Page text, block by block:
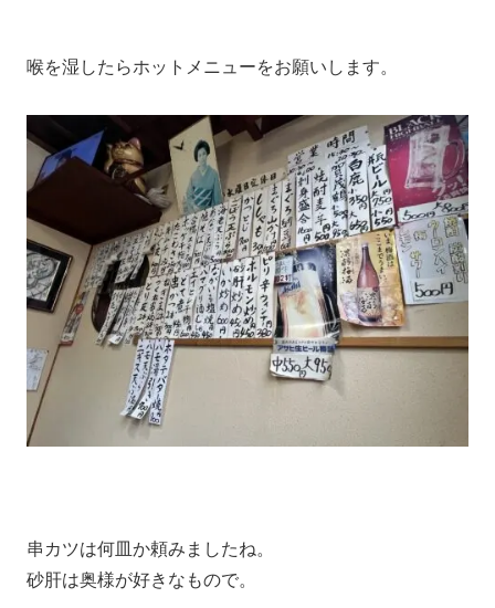
喉を湿したらホットメニューをお願いします。
串カツは何皿か頼みましたね。
砂肝は奥様が好きなもので。